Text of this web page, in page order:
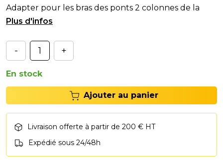
Adapter pour les bras des ponts 2 colonnes de la
gamme
- +
En stock
Ajouter au panier
Livraison offerte à partir de 200 € HT
Expédié sous 24/48h